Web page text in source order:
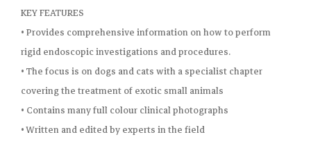
KEY FEATURES
• Provides comprehensive information on how to perform
rigid endoscopic investigations and procedures.
• The focus is on dogs and cats with a specialist chapter
covering the treatment of exotic small animals
• Contains many full colour clinical photographs
• Written and edited by experts in the field